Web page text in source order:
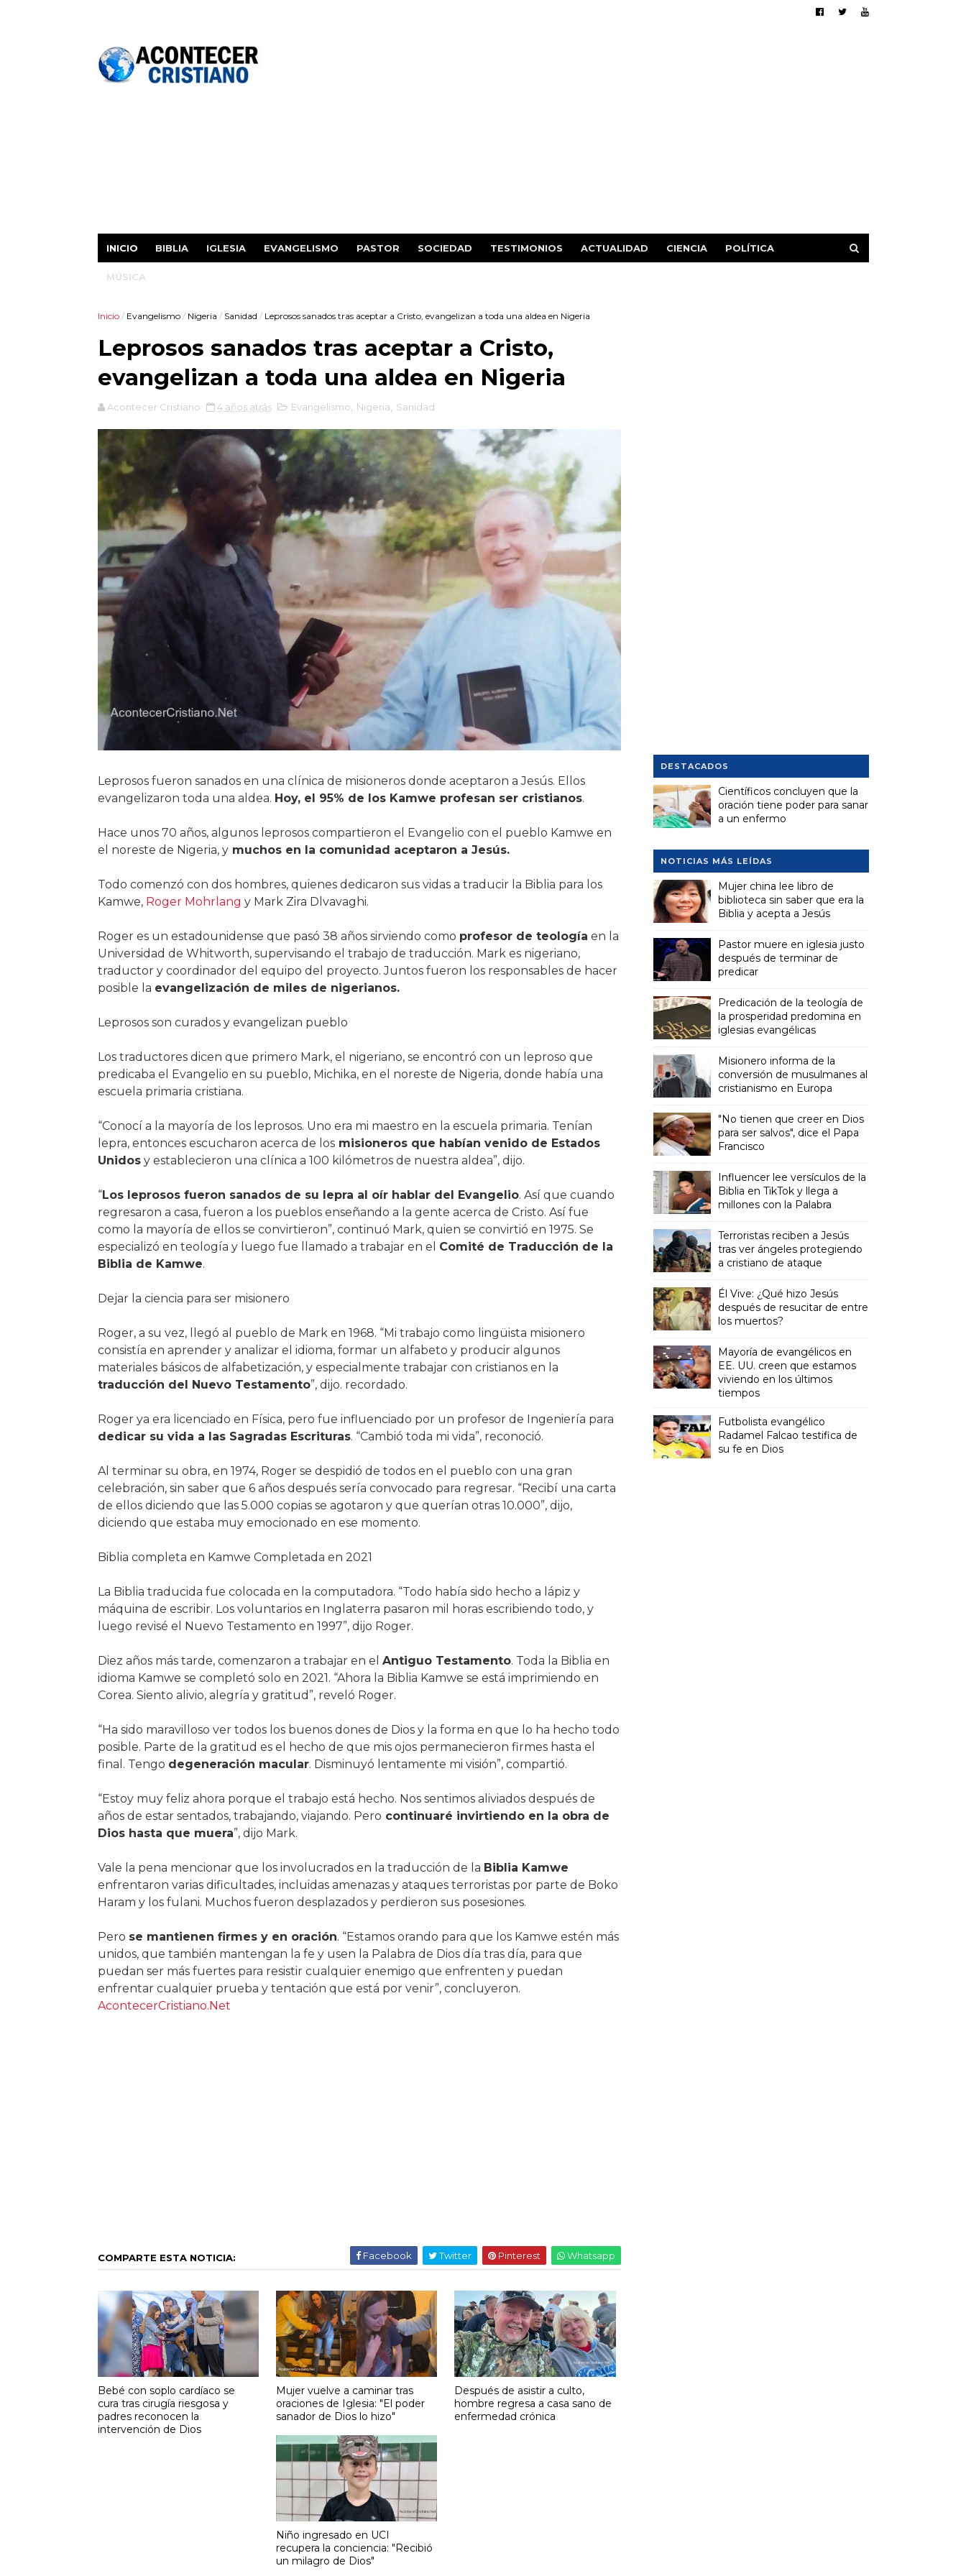
INICIO BIBLIA IGLESIA EVANGELISMO PASTOR SOCIEDAD TESTIMONIOS ACTUALIDAD CIENCIA POLÍTICA
MÚSICA
Inicio / Evangelismo / Nigeria / Sanidad / Leprosos sanados tras aceptar a Cristo, evangelizan a toda una aldea en Nigeria
Leprosos sanados tras aceptar a Cristo,
evangelizan a toda una aldea en Nigeria
Acontecer Cristiano 4 años atrás Evangelismo Nigeria Sanidad
Leprosos fueron sanados en una clínica de misioneros donde aceptaron a Jesús. Ellos
evangelizaron toda una aldea. Hoy, el 95% de los Kamwe profesan ser cristianos.
Hace unos 70 años, algunos leprosos compartieron el Evangelio con el pueblo Kamwe en
el noreste de Nigeria, ymuchos en la comunidad aceptaron a Jesús.
Todo comenzó con dos hombres, quienes dedicaron sus vidas a traducir la Biblia para los
Kamwe, Roger Mohrlang y Mark Zira Dlvavaghi.
Roger es un estadounidense que pasó 38 años sirviendo como profesor de teología en la
Universidad de Whitworth, supervisando el trabajo de traducción. Mark es nigeriano,
traductor y coordinador del equipo del proyecto. Juntos fueron los responsables de hacer
posible la evangelización de miles de nigerianos.
Leprosos son curados y evangelizan pueblo
Los traductores dicen que primero Mark, el nigeriano, se encontró con un leproso que
predicaba el Evangelio en su pueblo, Michika, en el noreste de Nigeria, donde había una
escuela primaria cristiana.
“Conocí a la mayoría de los leprosos. Uno era mi maestro en la escuela primaria. Tenían
lepra, entonces escucharon acerca de losmisioneros que habían venido de Estados
Unidosy establecieron una clínica a 100 kilómetros de nuestra aldea”, dijo.
“Los leprosos fueron sanados de su lepra al oír hablar del Evangelio. Así que cuando
regresaron a casa, fueron a los pueblos enseñando a la gente acerca de Cristo. Así fue
como la mayoría de ellos se convirtieron”, continuó Mark, quien se convirtió en 1975. Se
especializó en teología y luego fue llamado a trabajar en el Comité de Traducción de la
Biblia de Kamwe.
Dejar la ciencia para ser misionero
Roger, a su vez, llegó al pueblo de Mark en 1968. “Mi trabajo como lingüista misionero
consistía en aprender y analizar el idioma, formar un alfabeto y producir algunos
materiales básicos de alfabetización, y especialmente trabajar con cristianos en la
traducción del Nuevo Testamento”, dijo. recordado.
Roger ya era licenciado en Física, pero fue influenciado por un profesor de Ingeniería para
dedicar su vida a las Sagradas Escrituras. “Cambió toda mi vida”, reconoció.
Al terminar su obra, en 1974, Roger se despidió de todos en el pueblo con una gran
celebración, sin saber que 6 años después sería convocado para regresar. “Recibí una carta
de ellos diciendo que las 5.000 copias se agotaron y que querían otras 10.000”, dijo,
diciendo que estaba muy emocionado en ese momento.
Biblia completa en Kamwe Completada en 2021
La Biblia traducida fue colocada en la computadora. “Todo había sido hecho a lápiz y
máquina de escribir. Los voluntarios en Inglaterra pasaron mil horas escribiendo todo, y
luego revisé el Nuevo Testamento en 1997”, dijo Roger.
Diez años más tarde, comenzaron a trabajar en el Antiguo Testamento. Toda la Biblia en
idioma Kamwe se completó solo en 2021. “Ahora la Biblia Kamwe se está imprimiendo en
Corea. Siento alivio, alegría y gratitud”, reveló Roger.
“Ha sido maravilloso ver todos los buenos dones de Dios y la forma en que lo ha hecho todo
posible. Parte de la gratitud es el hecho de que mis ojos permanecieron firmes hasta el
final. Tengo degeneración macular. Disminuyó lentamente mi visión”, compartió.
“Estoy muy feliz ahora porque el trabajo está hecho. Nos sentimos aliviados después de
años de estar sentados, trabajando, viajando. Pero continuaré invirtiendo en la obra de
Dios hasta que muera”, dijo Mark.
Vale la pena mencionar que los involucrados en la traducción de la Biblia Kamwe
enfrentaron varias dificultades, incluidas amenazas y ataques terroristas por parte de Boko
Haram y los fulani. Muchos fueron desplazados y perdieron sus posesiones.
Pero se mantienen firmes y en oración. “Estamos orando para que los Kamwe estén más
unidos, que también mantengan la fe y usen la Palabra de Dios día tras día, para que
puedan ser más fuertes para resistir cualquier enemigo que enfrenten y puedan
enfrentar cualquier prueba y tentación que está por venir”, concluyeron.
AcontecerCristiano.Net
COMPARTE ESTA NOTICIA: Facebook Twitter Pinterest Whatsapp
Bebé con soplo cardíaco se
cura tras cirugía riesgosa y
padres reconocen la
intervención de Dios
Mujer vuelve a caminar tras
oraciones de Iglesia: "El poder
sanador de Dios lo hizo"
Después de asistir a culto,
hombre regresa a casa sano de
enfermedad crónica
Niño ingresado en UCI
recupera la conciencia: "Recibió
un milagro de Dios"
DESTACADOS
Científicos concluyen que la
oración tiene poder para sanar
a un enfermo
NOTICIAS MÁS LEÍDAS
Mujer china lee libro de
biblioteca sin saber que era la
Biblia y acepta a Jesús
Pastor muere en iglesia justo
después de terminar de
predicar
Predicación de la teología de
la prosperidad predomina en
iglesias evangélicas
Misionero informa de la
conversión de musulmanes al
cristianismo en Europa
"No tienen que creer en Dios
para ser salvos", dice el Papa
Francisco
Influencer lee versículos de la
Biblia en TikTok y llega a
millones con la Palabra
Terroristas reciben a Jesús
tras ver ángeles protegiendo
a cristiano de ataque
Él Vive: ¿Qué hizo Jesús
después de resucitar de entre
los muertos?
Mayoría de evangélicos en
EE. UU. creen que estamos
viviendo en los últimos
tiempos
Futbolista evangélico
Radamel Falcao testifica de
su fe en Dios